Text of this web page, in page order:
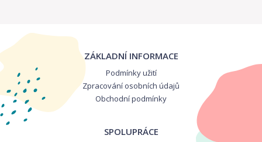
ZÁKLADNÍ INFORMACE
Podmínky užití
Zpracování osobních údajů
Obchodní podmínky
SPOLUPRÁCE